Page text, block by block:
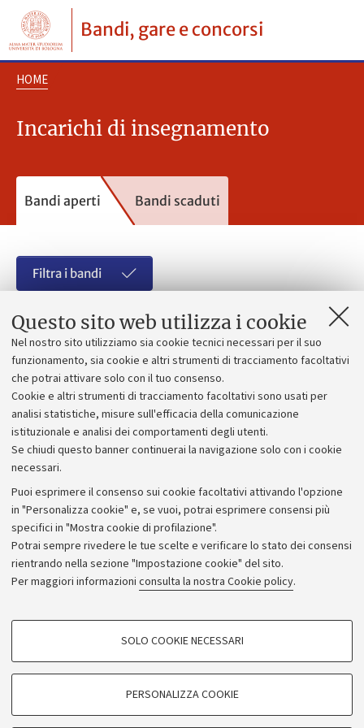
Questo sito web utilizza i cookie
Nel nostro sito utilizziamo sia cookie tecnici necessari per il suo
funzionamento, sia cookie e altri strumenti di tracciamento facoltativi
che potrai attivare solo con il tuo consenso.
Cookie e altri strumenti di tracciamento facoltativi sono usati per
analisi statistiche, misure sull'efficacia della comunicazione
istituzionale e analisi dei comportamenti degli utenti.
Se chiudi questo banner continuerai la navigazione solo con i cookie
necessari.
Puoi esprimere il consenso sui cookie facoltativi attivando l'opzione
in "Personalizza cookie" e, se vuoi, potrai esprimere consensi più
specifici in "Mostra cookie di profilazione".
Potrai sempre rivedere le tue scelte e verificare lo stato dei consensi
rientrando nella sezione "Impostazione cookie" del sito.
Per maggiori informazioni consulta la nostra Cookie policy.
COOKIE DI PROFILAZIONE - FACOLTATIVI
degli utenti, creare profili in base al loro comportamento sul sito, per analisi
di marketing.
SOLO COOKIE NECESSARI
PERSONALIZZA COOKIE
Bandi, gare e concorsi
HOME
Incarichi di insegnamento
Bandi aperti Bandi scaduti
Filtra i bandi
Hai cercato:Dipartimento di Informatica - Scienza e
Ingegneria
Azzera filtri
Non ci sono bandiaperti.
Prova a ripetere la ricerca selezionando altri parametri.
Privacy
Note legali
NormAteneo
Impostazioni Cookie
©Copyright 2024 - ALMA MATER STUDIORUM - Università di